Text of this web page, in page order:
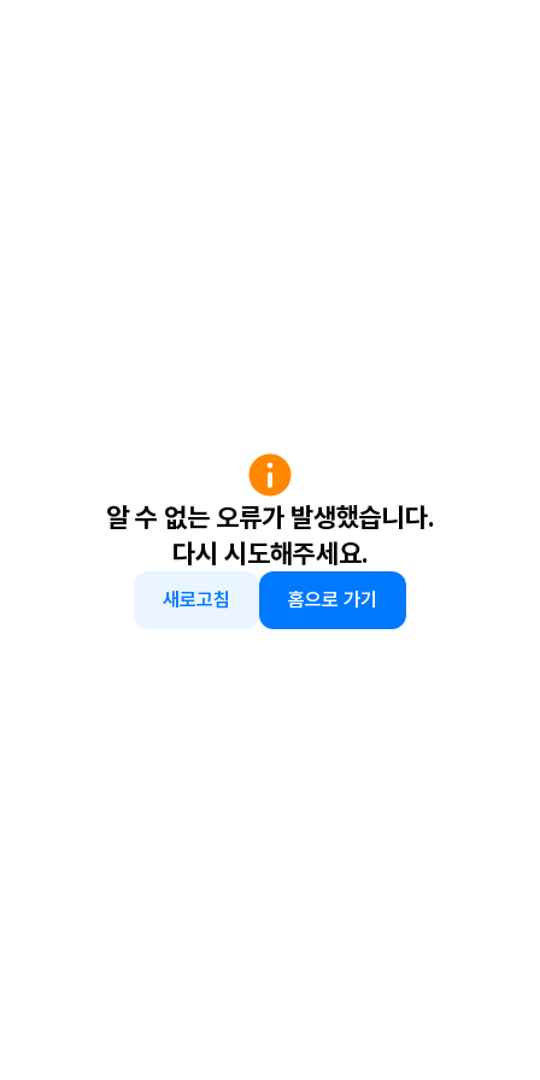
알 수 없는 오류가 발생했습니다.
다시 시도해주세요.
새로고침 홈으로 가기